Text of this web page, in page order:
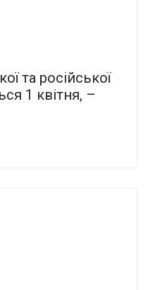
та російської
1 квітня, –